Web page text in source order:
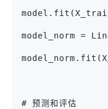
model_norm =
# 预测和评估